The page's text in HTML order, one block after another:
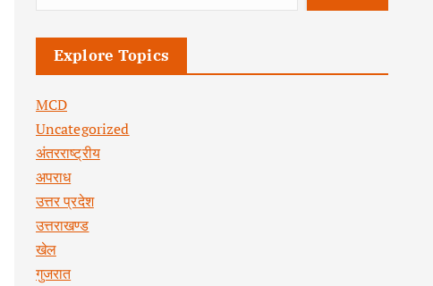
Explore Topics
MCD
Uncategorized
अंतरराष्ट्रीय
अपराध
उत्तर प्रदेश
उत्तराखण्ड
खेल
गुजरात